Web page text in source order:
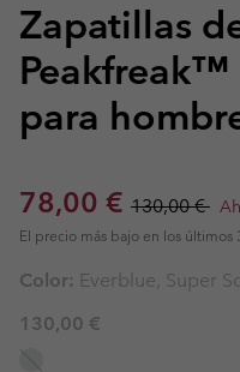
Zapatillas
para
Sale price:
78,00 € Regular
130,00 €
El precio más bajo en los últimos
Color: Everblue, Super
130,00 €